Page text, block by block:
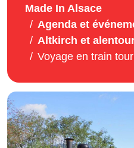
Made In Alsace
Agenda et
Altkirch et
Voyage en train